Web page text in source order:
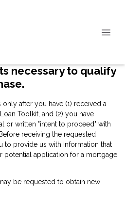
necessary to qualify
after you have (1) received a
Toolkit, and (2) you have
or written "intent to proceed" with
receiving the requested
to provide us with Information that
potential application for a mortgage
be requested to obtain new